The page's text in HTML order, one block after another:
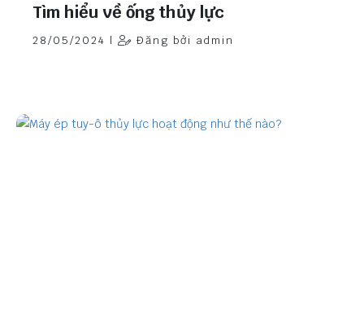
Tìm hiểu về ống thủy lực
28/05/2024 | Đăng bởi admin